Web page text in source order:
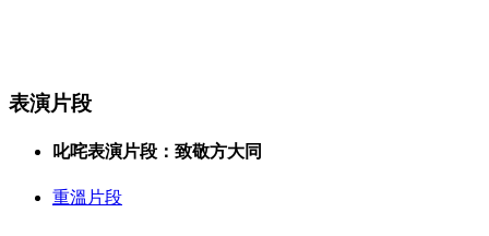
表演片段
叱咤表演片段：致敬方大同
重溫片段